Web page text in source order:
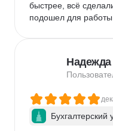
быстрее, всё
подошел для работы